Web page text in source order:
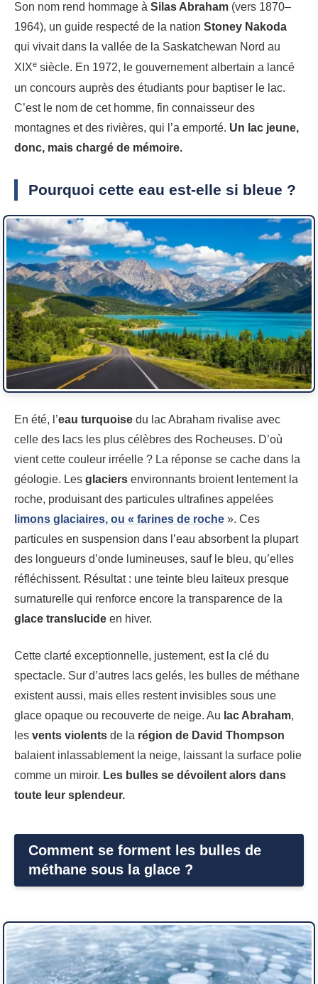
Son nom rend hommage à Silas Abraham (vers 1870–
1964), un guide respecté de la nation Stoney Nakoda
qui vivait dans la vallée de la Saskatchewan Nord au
XIXe siècle. En 1972, le gouvernement albertain a lancé
un concours auprès des étudiants pour baptiser le lac.
C’est le nom de cet homme, fin connaisseur des
montagnes et des rivières, qui l’a emporté. Un lac jeune,
donc, mais chargé de mémoire.
Pourquoi cette eau est-elle si bleue ?
En été, l’eau turquoise du lac Abraham rivalise avec
celle des lacs les plus célèbres des Rocheuses. D’où
vient cette couleur irréelle ? La réponse se cache dans la
géologie. Les glaciers environnants broient lentement la
roche, produisant des particules ultrafines appelées
limons glaciaires, ou « farines de roche ». Ces
particules en suspension dans l’eau absorbent la plupart
des longueurs d’onde lumineuses, sauf le bleu, qu’elles
réfléchissent. Résultat : une teinte bleu laiteux presque
surnaturelle qui renforce encore la transparence de la
glace translucide en hiver.
Cette clarté exceptionnelle, justement, est la clé du
spectacle. Sur d’autres lacs gelés, les bulles de méthane
existent aussi, mais elles restent invisibles sous une
glace opaque ou recouverte de neige. Au lac Abraham,
les vents violents de la région de David Thompson
balaient inlassablement la neige, laissant la surface polie
comme un miroir. Les bulles se dévoilent alors dans
toute leur splendeur.
Comment se forment les bulles de
méthane sous la glace ?